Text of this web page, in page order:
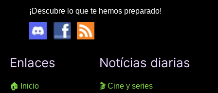
¡Descubre lo que te hemos preparado!
Enlaces
🏠 Inicio
Notícias diarias
🎬 Cine y series